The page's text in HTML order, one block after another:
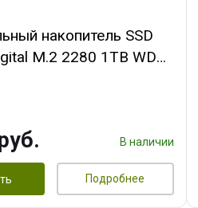
накопитель SSD
М.2 2280 1TB WD
6Gb/s
В наличии
Подробнее